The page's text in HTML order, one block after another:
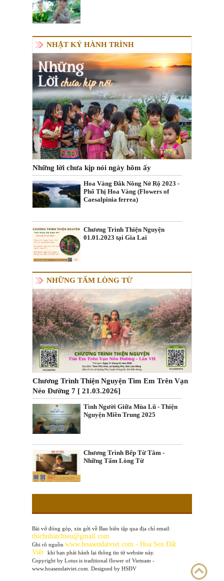
NHẬT KÝ HÀNH TRÌNH
Những lời chưa kịp nói ngày hôm ấy
Hoa Vàng Đắk Nông Nở Rộ 2023 -
Phố Thị Hoa Vàng (Flowers of
Caesalpinia ferrea)
Chương Trình Thiện Nguyện
01.01.2023 tại Gia Lai
NHỮNG TẤM LÒNG TỪ
Chương Trình Thiện Nguyện Tìm Em Trên Vạn
Nẻo Đường 7 [ 21.03.2026]
Tình Người Giữa Mùa Lũ - Thiện
Nguyện Miền Trung 2025
Chương Trình Bếp Từ Tâm -
Những Tấm Lòng Từ
Bài vở đóng góp, xin gởi về Ban biên tập qua địa chỉ email:
thichnhatchieu@gmail.com
Ghi rõ nguồn www.hoasendatviet.com - Hoa Sen Đất
Việt
khi bạn phát hành lại thông tin từ website này.
Copyright by Lotus is traditional flower of Vietnam -
www.hoasendatviet.com. Designed by HSĐV